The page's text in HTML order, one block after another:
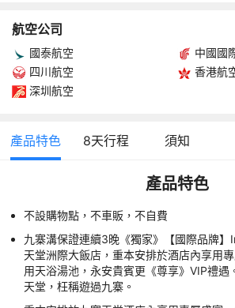
航空公司
國泰航空
中國國
四川航空
香港航
深圳航空
產品特色 8天行程 須知
產品特色
不設購物點，不車販，不自費
九寨溝保證連續3晚《獨家》【國際品牌
天堂洲際大飯店，重本安排於酒店內享用
用天浴湯池，永安貴賓更《尊享》VIP禮遇
天堂，枉稱遊過九寨。